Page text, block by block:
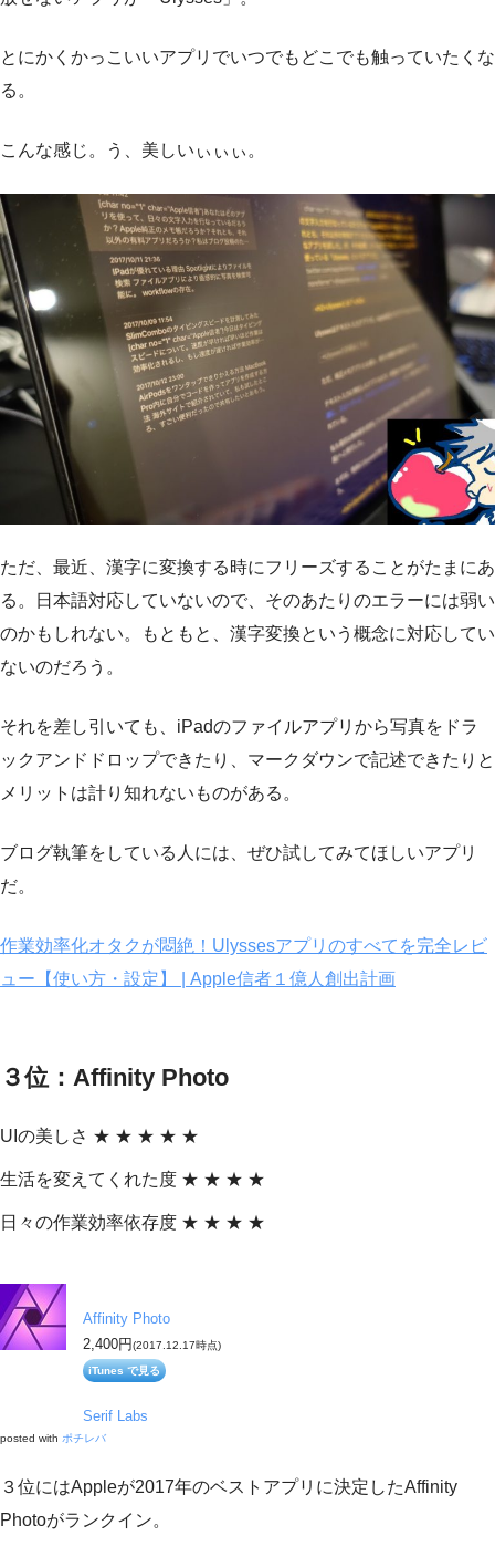
とにかくかっこいいアプリでいつでもどこでも触っていたくな
る。
こんな感じ。う、美しいぃぃぃ。
ただ、最近、漢字に変換する時にフリーズすることがたまにあ
る。日本語対応していないので、そのあたりのエラーには弱い
のかもしれない。もともと、漢字変換という概念に対応してい
ないのだろう。
それを差し引いても、iPadのファイルアプリから写真をドラ
ックアンドドロップできたり、マークダウンで記述できたりと
メリットは計り知れないものがある。
ブログ執筆をしている人には、ぜひ試してみてほしいアプリ
だ。
作業効率化オタクが悶絶！Ulyssesアプリのすべてを完全レビ
ュー【使い方・設定】 | Apple信者１億人創出計画
３位：Affinity Photo
UIの美しさ ★ ★ ★ ★ ★
生活を変えてくれた度 ★ ★ ★ ★
日々の作業効率依存度 ★ ★ ★ ★
Affinity Photo
2,400円(2017.12.17時点)
iTunes で見る
Serif Labs
posted with ポチレバ
３位にはAppleが2017年のベストアプリに決定したAffinity
Photoがランクイン。